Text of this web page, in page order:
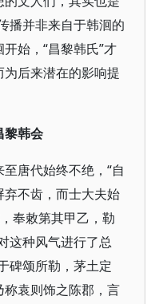
播并非来自于韩洄的
始，“昌黎韩氏”才
后来潜在的影响提
黎韩会
唐代始终不绝，“自
不齿，而士大夫始
奉敕第其甲乙，勒
这种风气进行了总
碑颂所勒，茅土定
袁则饰之陈郡，言